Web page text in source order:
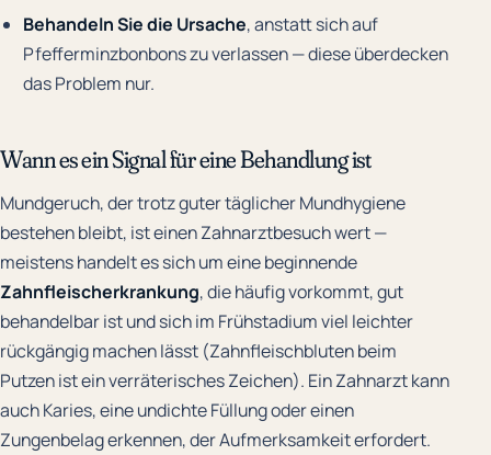
Behandeln Sie die Ursache, anstatt sich auf
Pfefferminzbonbons zu verlassen — diese überdecken
das Problem nur.
Wann es ein Signal für eine Behandlung ist
Mundgeruch, der trotz guter täglicher Mundhygiene
bestehen bleibt, ist einen Zahnarztbesuch wert —
meistens handelt es sich um eine beginnende
Zahnfleischerkrankung, die häufig vorkommt, gut
behandelbar ist und sich im Frühstadium viel leichter
rückgängig machen lässt (Zahnfleischbluten beim
Putzen ist ein verräterisches Zeichen). Ein Zahnarzt kann
auch Karies, eine undichte Füllung oder einen
Zungenbelag erkennen, der Aufmerksamkeit erfordert.